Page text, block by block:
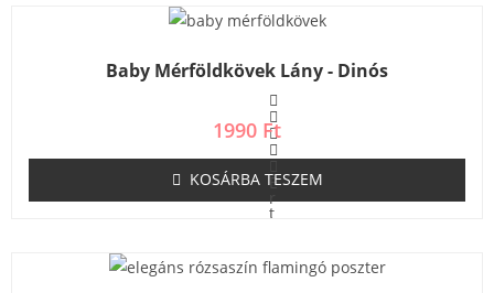
e
l
s
:
/
5
Baby Mérföldkövek Lány - Dinós
É
r
t
e
l
1990 Ft
KOSÁRBA TESZEM